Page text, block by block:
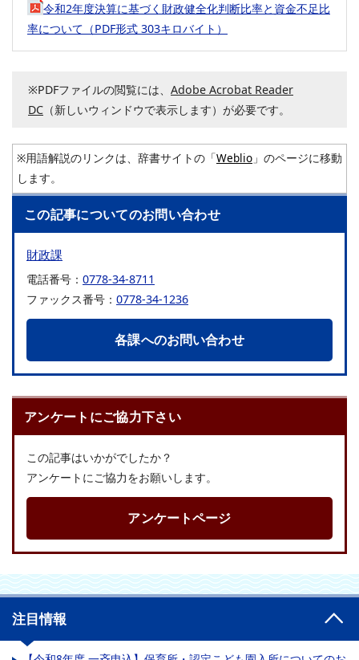
令和2年度決算に基づく財政健全化判断比率と資金不足比
率について（PDF形式 303キロバイト）
※PDFファイルの閲覧には、 Adobe Acrobat Reader
DC （新しいウィンドウで表示します）が必要です。
※用語解説のリンクは、辞書サイトの「Weblio 」のページに移動
します。
この記事についてのお問い合わせ
財政課
電話番号： 0778-34-8711
ファックス番号： 0778-34-1236
各課へのお問い合わせ
アンケートにご協力下さい
この記事はいかがでしたか？
アンケートにご協力をお願いします。
アンケートページ
注目情報